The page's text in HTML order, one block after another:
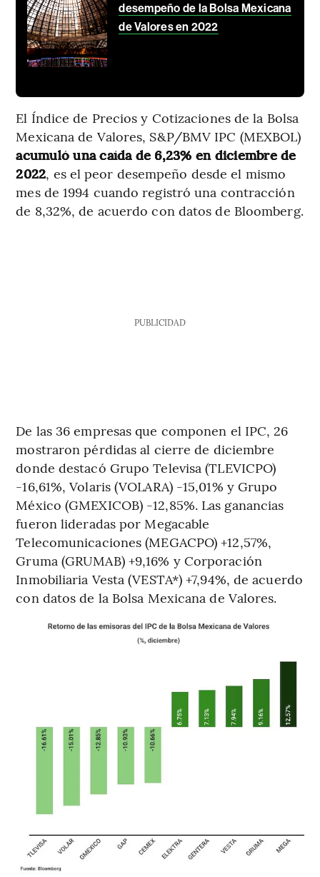
desempeño de la Bolsa Mexicana
de Valores en 2022
El Índice de Precios y Cotizaciones de la Bolsa
Mexicana de Valores, S&P/BMV IPC (MEXBOL)
acumuló una caída de 6,23% en diciembre de
2022, es el peor desempeño desde el mismo
mes de 1994 cuando registró una contracción
de 8,32%, de acuerdo con datos de Bloomberg.
PUBLICIDAD
De las 36 empresas que componen el IPC, 26
mostraron pérdidas al cierre de diciembre
donde destacó Grupo Televisa (TLEVICPO)
-16,61%, Volaris (VOLARA) -15,01% y Grupo
México (GMEXICOB) -12,85%. Las ganancias
fueron lideradas por Megacable
Telecomunicaciones (MEGACPO) +12,57%,
Gruma (GRUMAB) +9,16% y Corporación
Inmobiliaria Vesta (VESTA*) +7,94%, de acuerdo
con datos de la Bolsa Mexicana de Valores.